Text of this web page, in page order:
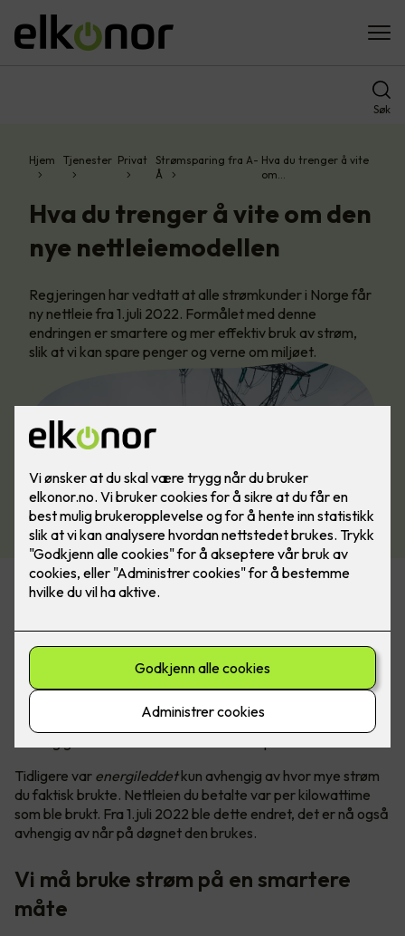
Søk
Hjem Tjenester Privat
Strømsparing fra A-
Å
Hva du trenger å vite
om…
Hva du trenger å vite om den
nye nettleiemodellen
Regjeringen har vedtatt at alle strømkunder i Norge får
ny nettleie fra 1.juli 2022. Formålet med denne
endringen er smartere og mer effektiv bruk av strøm,
slik at vi kan spare penger og verne om miljøet.
Hva er nytt?
Prisen på nettleie har tidligere vært delt inn i to deler, en fast
del (fastledd) og en variabel del (energiledd).
Fastleddethar vært et likt månedlig beløp for alle kunder,
dette varierte kun etter hvilket nettselskap du var kunde hos.
I den nye modellen vil fastleddet endres, og er nå kun
Tidligere var energileddetkun avhengig av hvor mye strøm
du faktisk brukte. Nettleien du betalte var per kilowattime
som ble brukt. Fra 1.juli 2022 ble dette endret, det er nå også
avhengig av når på døgnet den brukes.
Vi må bruke strøm på en smartere
måte